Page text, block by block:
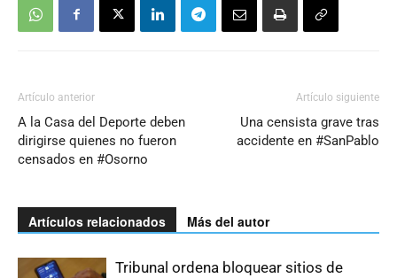
Artículo anterior
A la Casa del Deporte deben
dirigirse quienes no fueron
censados en #Osorno
Artículo siguiente
Una censista grave tras
accidente en #SanPablo
Artículos relacionados Más del autor
Tribunal ordena bloquear sitios de